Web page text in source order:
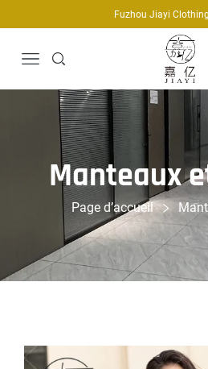
Fuzhou Jiayi
Manteaux
Page d’accueil